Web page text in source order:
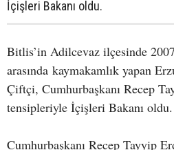
İçişleri Bakanı oldu.
Bitlis’in Adilcevaz ilçesinde
arasında kaymakamlık yapan
Çiftçi, Cumhurbaşkanı Recep
tensipleriyle İçişleri Bakanı oldu.
Cumhurbaşkanı Recep Tayyip